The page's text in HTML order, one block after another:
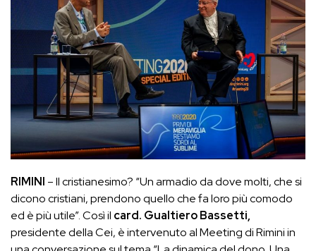
RIMINI – Il cristianesimo? “Un armadio da dove molti, che si
dicono cristiani, prendono quello che fa loro più comodo
ed è più utile”. Così il card. Gualtiero Bassetti,
presidente della Cei, è intervenuto al Meeting di Rimini in